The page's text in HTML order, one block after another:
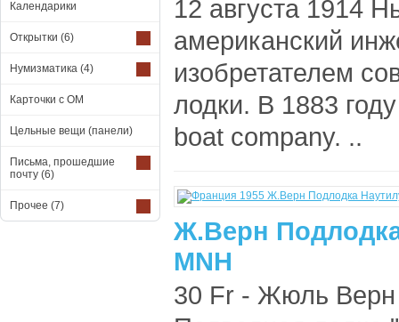
Календарики
Открытки (6)
Нумизматика (4)
Карточки с ОМ
Цельные вещи (панели)
Письма, прошедшие
почту (6)
Прочее (7)
12 августа 1914
американский
изобретателем
лодки. В 1883
boat company. ..
Ж.Верн
MNH
30 Fr - Жюль Верн